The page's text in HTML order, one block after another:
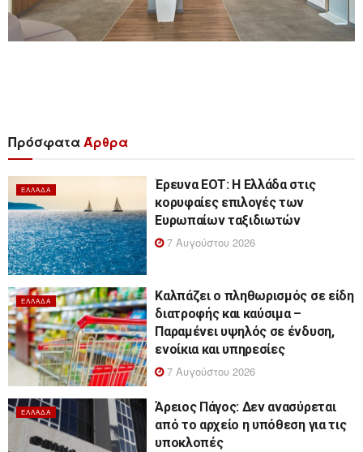
ΠρόσφαταΆρθρα
ΕΛΛΆΔΑ
Έρευνα ΕΟΤ: Η Ελλάδα στις
κορυφαίες επιλογές των
Ευρωπαίων ταξιδιωτών
7 Αυγούστου 2026
ΕΛΛΆΔΑ
Καλπάζει ο πληθωρισμός σε είδη
διατροφής και καύσιμα –
Παραμένει υψηλός σε ένδυση,
ενοίκια και υπηρεσίες
7 Αυγούστου 2026
ΕΛΛΆΔΑ
Άρειος Πάγος: Δεν ανασύρεται
από το αρχείο η υπόθεση για τις
υποκλοπές